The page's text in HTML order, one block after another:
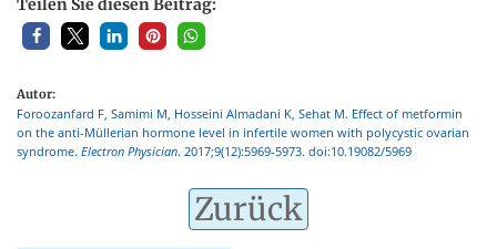
Teilen Sie diesen Beitrag:
Autor:
Foroozanfard F, Samimi M, Hosseini Almadani K, Sehat M. Effect of metformin
on the anti-Müllerian hormone level in infertile women with polycystic ovarian
syndrome. Electron Physician. 2017;9(12):5969-5973. doi:10.19082/5969
Zurück